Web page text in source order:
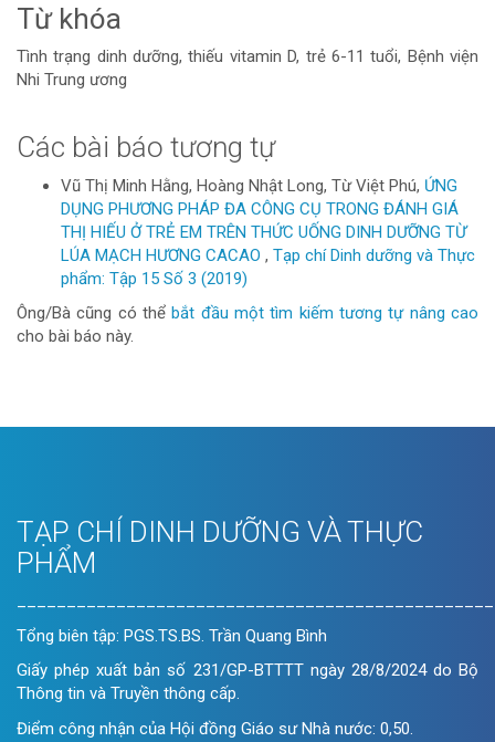
Từ khóa
Tình trạng dinh dưỡng, thiếu vitamin D, trẻ 6-11 tuổi, Bệnh viện
Nhi Trung ương
Chi
tiết
viết
Các bài báo tương tự
Vũ Thị Minh Hằng, Hoàng Nhật Long, Từ Việt Phú, ỨNG
DỤNG PHƯƠNG PHÁP ĐA CÔNG CỤ TRONG ĐÁNH GIÁ
THỊ HIẾU Ở TRẺ EM TRÊN THỨC UỐNG DINH DƯỠNG TỪ
LÚA MẠCH HƯƠNG CACAO , Tạp chí Dinh dưỡng và Thực
phẩm: Tập 15 Số 3 (2019)
Ông/Bà cũng có thể bắt đầu một tìm kiếm tương tự nâng cao
cho bài báo này.
TẠP CHÍ DINH DƯỠNG VÀ THỰC
PHẨM
Tổng biên tập: PGS.TS.BS. Trần Quang Bình
Giấy phép xuất bản số 231/GP-BTTTT ngày 28/8/2024 do Bộ
Thông tin và Truyền thông cấp.
Điểm công nhận của Hội đồng Giáo sư Nhà nước: 0,50.